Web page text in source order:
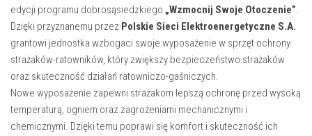
edycji programu dobrosąsiedzkiego „Wzmocnij Swoje Otoczenie”.
Dzięki przyznanemu przez Polskie Sieci Elektroenergetyczne S.A.
grantowi jednostka wzbogaci swoje wyposażenie w sprzęt ochrony
strażaków-ratowników, który zwiększy bezpieczeństwo strażaków
oraz skuteczność działań ratowniczo-gaśniczych.
Nowe wyposażenie zapewni strażakom lepszą ochronę przed wysoką
temperaturą, ogniem oraz zagrożeniami mechanicznymi i
chemicznymi. Dzięki temu poprawi się komfort i skuteczność ich